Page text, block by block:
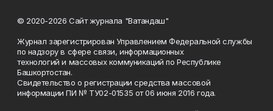
© 2020-2026 Сайт журнала "Ватандаш"
Журнал зарегистрирован Управлением Федеральной службы
по надзору в сфере связи, информационных
технологий и массовых коммуникаций по Республике
Башкортостан.
Свидетельство о регистрации средства массовой
информации ПИ № ТУ02-01535 от 06 июня 2016 года.